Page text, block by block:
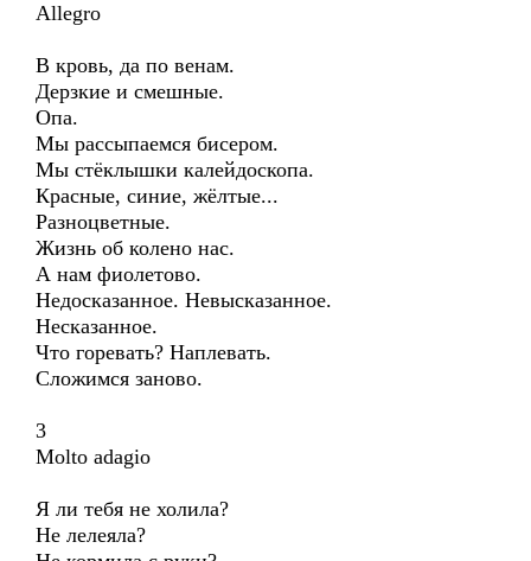
Allegro
В кровь, да по венам.
Дерзкие и смешные.
Опа.
Мы рассыпаемся бисером.
Мы стёклышки калейдоскопа.
Красные, синие, жёлтые...
Разноцветные.
Жизнь об колено нас.
А нам фиолетово.
Недосказанное. Невысказанное.
Несказанное.
Что горевать? Наплевать.
Сложимся заново.
3
Molto adagio
Я ли тебя не холила?
Не лелеяла?